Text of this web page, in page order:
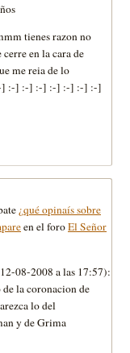
tienes razon no
en la cara de
me reia de lo
:-] :-] :-] :-] :-] :-] :-] :-]
¿qué opinaís sobre
en el foroEl Señor
08-2008 a las 17:57):
la coronacion de
lo del
y de Grima